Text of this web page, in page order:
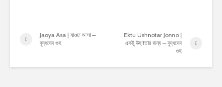
Jaoya Asa | যাওয়া আসা –
বুদ্ধদেব গুহ
Ektu Ushnotar Jonno |
একটু উষ্ণতার জন্য – বুদ্ধদেব
গুহ